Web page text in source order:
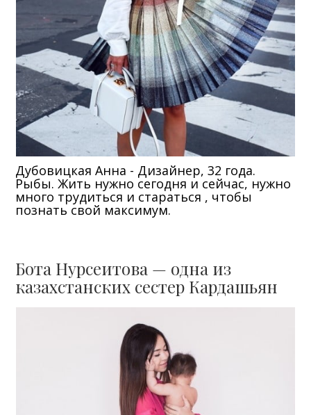
Дубовицкая Анна - Дизайнер, 32 года.
Рыбы. Жить нужно сегодня и сейчас, нужно
много трудиться и стараться , чтобы
познать свой максимум.
Бота Нурсеитова — одна из
казахстанских сестер Кардашьян